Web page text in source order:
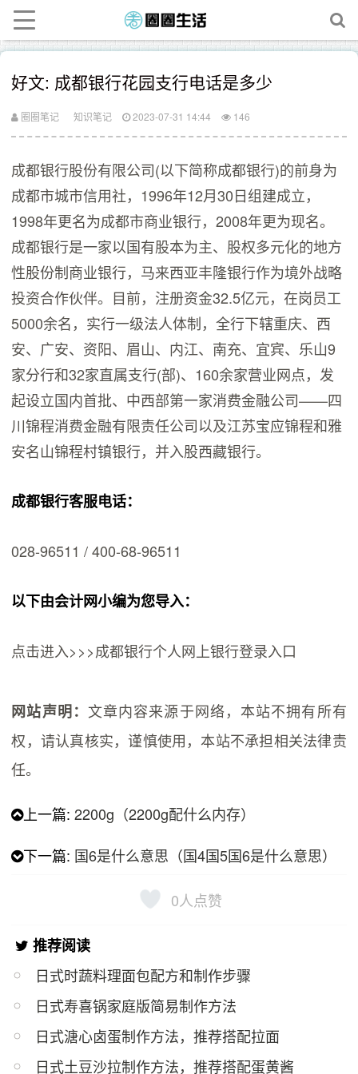
好文: 成都银行花园支行电话是多少
圈圈笔记 知识笔记 2023-07-31 14:44 146
成都银行股份有限公司(以下简称成都银行)的前身为
成都市城市信用社，1996年12月30日组建成立，
1998年更名为成都市商业银行，2008年更为现名。
成都银行是一家以国有股本为主、股权多元化的地方
性股份制商业银行，马来西亚丰隆银行作为境外战略
投资合作伙伴。目前，注册资金32.5亿元，在岗员工
5000余名，实行一级法人体制，全行下辖重庆、西
安、广安、资阳、眉山、内江、南充、宜宾、乐山9
家分行和32家直属支行(部)、160余家营业网点，发
起设立国内首批、中西部第一家消费金融公司——四
川锦程消费金融有限责任公司以及江苏宝应锦程和雅
安名山锦程村镇银行，并入股西藏银行。
成都银行客服电话：
028-96511 / 400-68-96511
以下由会计网小编为您导入：
点击进入>>>成都银行个人网上银行登录入口
网站声明： 文章内容来源于网络，本站不拥有所有
权，请认真核实，谨慎使用，本站不承担相关法律责
任。
上一篇:2200g（2200g配什么内存）
下一篇: 国6是什么意思（国4国5国6是什么意思）
0人点赞
推荐阅读
日式时蔬料理面包配方和制作步骤
日式寿喜锅家庭版简易制作方法
日式溏心卤蛋制作方法，推荐搭配拉面
日式土豆沙拉制作方法，推荐搭配蛋黄酱